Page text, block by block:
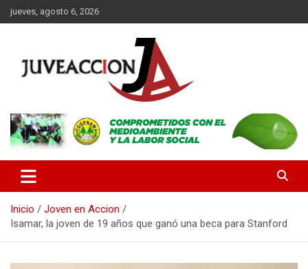
Saltar
al
jueves, agosto 6, 2026
JuveAcción
la finalidad de difundir información que contribuya al desarrollo
integral de nuestros lectores.
Inicio
Joven en Accion
Isamar, la joven de 19 años que ganó una beca para Stanford